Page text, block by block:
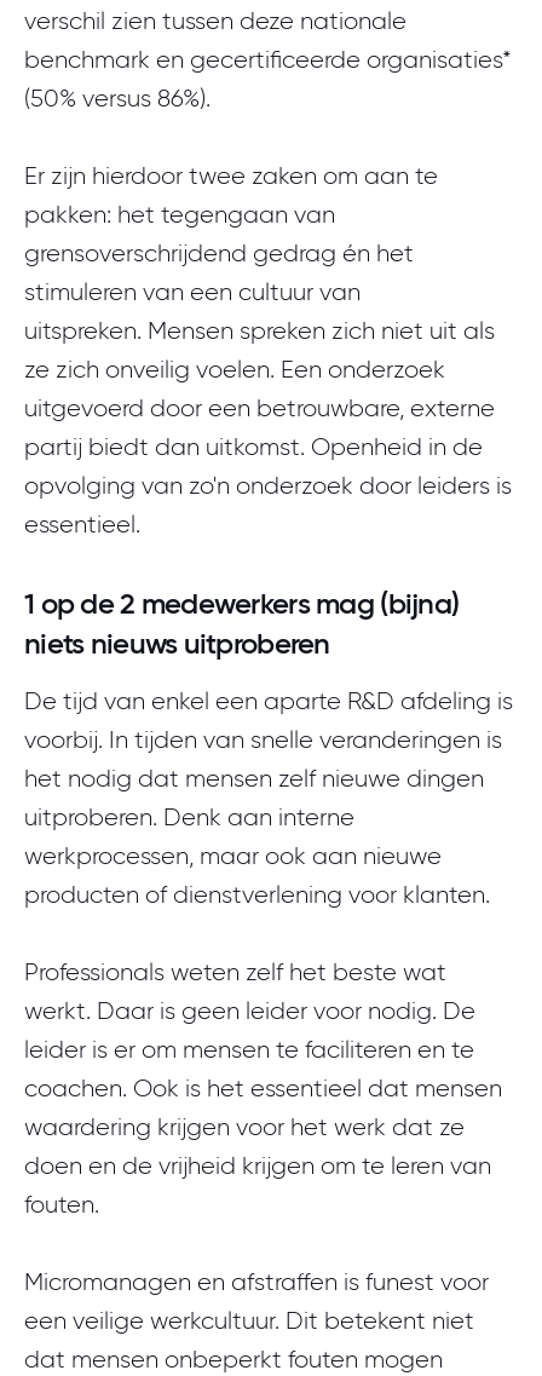
verschil zien tussen deze nationale
benchmark en gecertificeerde organisaties*
(50% versus 86%).
Er zijn hierdoor twee zaken om aan te
pakken: het tegengaan van
grensoverschrijdend gedrag én het
stimuleren van een cultuur van
uitspreken. Mensen spreken zich niet uit als
ze zich onveilig voelen. Een onderzoek
uitgevoerd door een betrouwbare, externe
partij biedt dan uitkomst. Openheid in de
opvolging van zo'n onderzoek door leiders is
essentieel.
1 op de 2 medewerkers mag (bijna)
niets nieuws uitproberen
De tijd van enkel een aparte R&D afdeling is
voorbij. In tijden van snelle veranderingen is
het nodig dat mensen zelf nieuwe dingen
uitproberen. Denk aan interne
werkprocessen, maar ook aan nieuwe
producten of dienstverlening voor klanten.
Professionals weten zelf het beste wat
werkt. Daar is geen leider voor nodig. De
leider is er om mensen te faciliteren en te
coachen. Ook is het essentieel dat mensen
waardering krijgen voor het werk dat ze
doen en de vrijheid krijgen om te leren van
fouten.
Micromanagen en afstraffen is funest voor
een veilige werkcultuur. Dit betekent niet
dat mensen onbeperkt fouten mogen